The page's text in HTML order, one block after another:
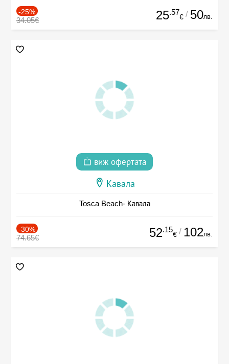
-25%
34.05€ 25.57
€ / 50лв.
виж офертата
Кавала
Tosca Beach- Кавала
-30%
74.65€ 52.15
€ / 102лв.